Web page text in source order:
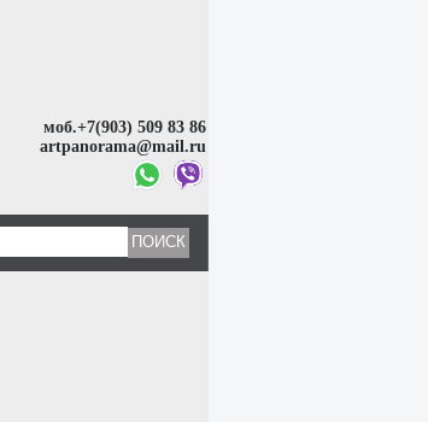
моб.+7(903) 509 83 86
artpanorama@mail.ru